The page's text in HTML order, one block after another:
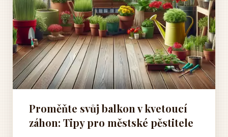
Proměňte svůj balkon v kvetoucí
záhon: Tipy pro městské pěstitele